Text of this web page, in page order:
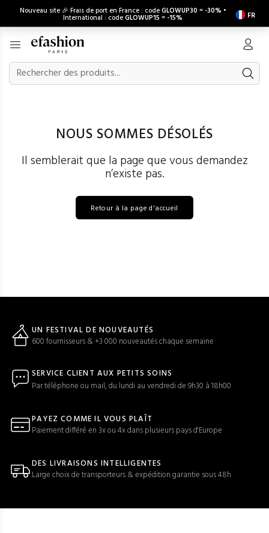
Nouveau site 🎉 Frais de port en France : codeGLOWUP30 = -30% •
International : codeGLOWUP15 = -15% FR
NOUS SOMMES DÉSOLÉS
Il semblerait que la page que vous demandez
n’existe pas.
Retour à la page d'accueil
UN FESTIVAL DE NOUVEAUTÉS
600 fournisseurs & +3 000 nouveautés chaque semaine
SERVICE CLIENT AUX PETITS SOINS
Par téléphone ou mail, du lundi au vendredi de 9h30 à 18h00
PAYEZ COMME IL VOUS PLAÎT
Paiement différé en 3x ou 4x dans plusieurs pays d'Europe
DES LIVRAISONS INTELLIGENTES
Large choix de transporteurs & expédition garantie sous 48h